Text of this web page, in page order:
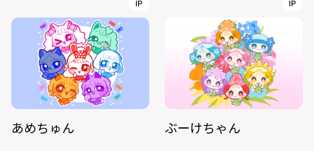
IP
あめちゅん
IP
ぶーけちゃん